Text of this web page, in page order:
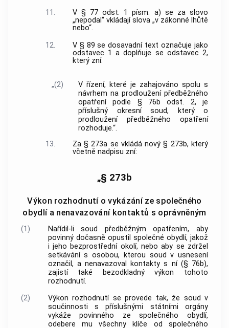
11.
V § 77 odst. 1 písm. a) se za slovo
„nepodal“ vkládají slova „v zákonné lhůtě
nebo“.
12.
V § 89 se dosavadní text označuje jako
odstavec 1 a doplňuje se odstavec 2,
který zní:
„(2)
V řízení, které je zahajováno spolu s
návrhem na prodloužení předběžného
opatření podle § 76b odst. 2, je
příslušný okresní soud, který o
prodloužení předběžného opatření
rozhoduje.“.
13.
Za § 273a se vkládá nový § 273b, který
včetně nadpisu zní:
„§ 273b
Výkon rozhodnutí o vykázání ze společného
obydlí a nenavazování kontaktů s oprávněným
(1)
Nařídil-li soud předběžným opatřením, aby
povinný dočasně opustil společné obydlí, jakož
i jeho bezprostřední okolí, nebo aby se zdržel
setkávání s osobou, kterou soud v usnesení
označil, a nenavazoval kontakty s ní (§ 76b),
zajistí také bezodkladný výkon tohoto
rozhodnutí.
(2)
Výkon rozhodnutí se provede tak, že soud v
součinnosti s příslušnými státními orgány
vykáže povinného ze společného obydlí,
odebere mu všechny klíče od společného